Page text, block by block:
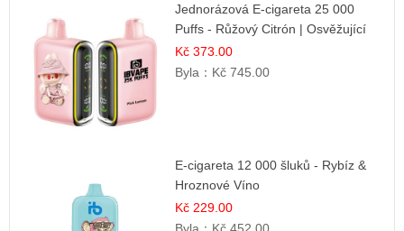
Jednorázová E-cigareta 25 000
Puffs - Růžový Citrón | Osvěžující
citrusová příchuť
Kč 373.00
Byla： Kč 745.00
E-cigareta 12 000 šluků - Rybíz &
Hroznové Víno
Kč 229.00